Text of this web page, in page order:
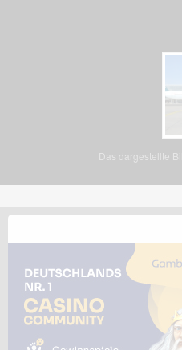
Das dargestellte
Dir